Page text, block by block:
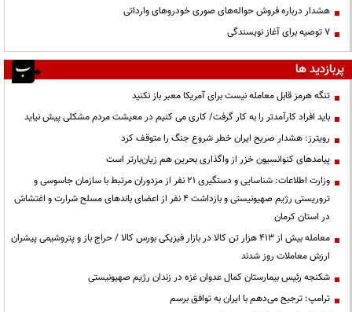
هشدار درباره فروش حواله‌های صوری خودروهای وارداتی
۷ توصیه برای آغاز نویسندگی
پربازدید ها
تنگه هرمز قابل معامله نیست برای آمریکا معبر باز نکنید
باید افراد کارآمدتر را به کار گرفت/ کاری می کنیم در معیشت مردم مشکلی پیش نیاید
رویترز: هشدار صریح ایران خطر شروع جنگ را متوقف کرد
پیامدهای کنوانسیون خزر از واگذاری بحرین هم زیان‌بارتر است
وزارت اطلاعات: شناسایی و دستگیری ۲۱ نفر از مزدوران مرتبط با سازمان جاسوسی و
تروریستی رژیم صهیونیستی و بازداشت ۴ نفر از اعضای باندهای مسلح شرارت و اغتشاش
در استان کرمان
معامله بیش از ۴۱۳ هزار تن کالا در بازار فیزیکی بورس کالا / حراج باز و پتروشیمی پیشران
ارزش معاملات روز شدند
شکنجه رئیس بیمارستان کمال عدوان غزه در زندان رژیم صهیونیستی
ترامپ: ترجیح می‌دهم با ایران به توافق برسم